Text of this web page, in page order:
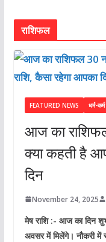
राशिफल
FEATURED NEWS धर्म-कर्म
आज का
क्या कहती है
दिन
November 24, 2025
मेष राशि :- आज का दिन
अवसर में मिलेंगे। नौकरी में